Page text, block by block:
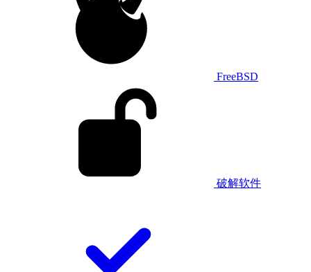
FreeBSD
破解软件